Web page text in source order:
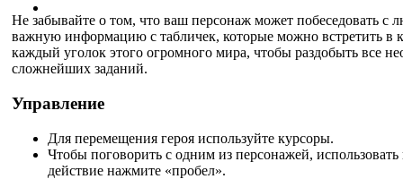
Не забывайте о том, что ваш персонаж может побеседовать с
важную информацию с табличек, которые можно встретить в
каждый уголок этого огромного мира, чтобы раздобыть все
сложнейших заданий.
Управление
Для перемещения героя используйте курсоры.
Чтобы поговорить с одним из персонажей,
действие нажмите «пробел».